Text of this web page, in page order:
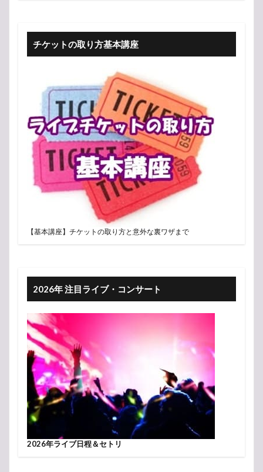
チケットの取り方基本講座
【基本講座】チケットの取り方と意外な裏ワザまで
2026年 注目ライブ・コンサート
2026年ライブ日程＆セトリ